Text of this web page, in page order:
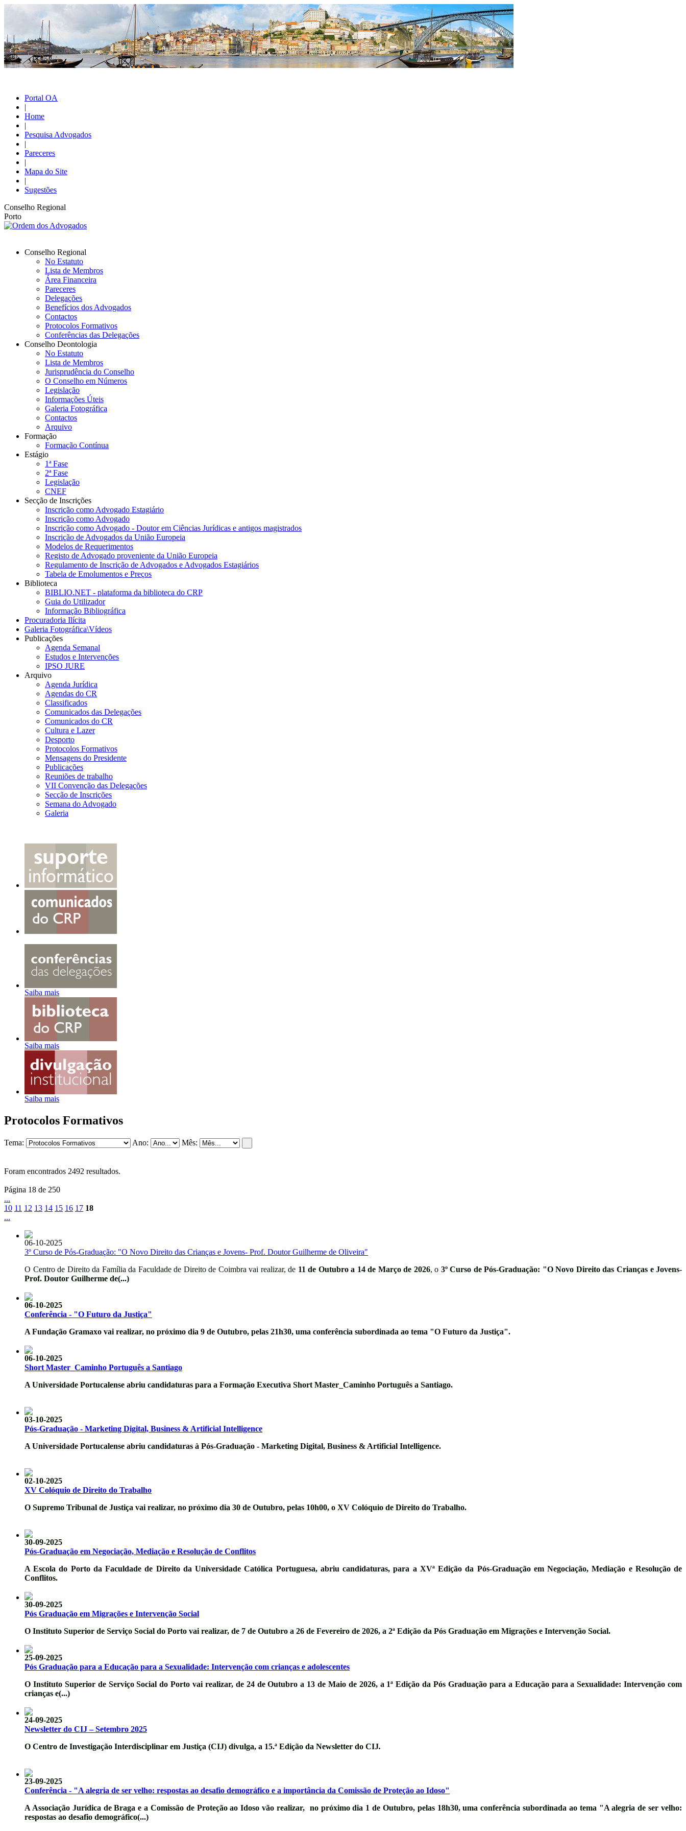
Portal OA
|
Home
|
Pesquisa Advogados
|
Pareceres
|
Mapa do Site
|
Sugestões
Conselho Regional
Porto
Conselho Regional
No Estatuto
Lista de Membros
Área Financeira
Pareceres
Delegações
Benefícios dos Advogados
Contactos
Protocolos Formativos
Conferências das Delegações
Conselho Deontologia
No Estatuto
Lista de Membros
Jurisprudência do Conselho
O Conselho em Números
Legislação
Informações Úteis
Galeria Fotográfica
Contactos
Arquivo
Formação
Formação Contínua
Estágio
1ª Fase
2ª Fase
Legislação
CNEF
Secção de Inscrições
Inscrição como Advogado Estagiário
Inscrição como Advogado
Inscrição como Advogado - Doutor em Ciências Jurídicas e antigos magistrados
Inscrição de Advogados da União Europeia
Modelos de Requerimentos
Registo de Advogado proveniente da União Europeia
Regulamento de Inscrição de Advogados e Advogados Estagiários
Tabela de Emolumentos e Preços
Biblioteca
BIBLIO.NET - plataforma da biblioteca do CRP
Guia do Utilizador
Informação Bibliográfica
Procuradoria Ilícita
Galeria Fotográfica\Vídeos
Publicações
Agenda Semanal
Estudos e Intervenções
IPSO JURE
Arquivo
Agenda Jurídica
Agendas do CR
Classificados
Comunicados das Delegações
Comunicados do CR
Cultura e Lazer
Desporto
Protocolos Formativos
Mensagens do Presidente
Publicações
Reuniões de trabalho
VII Convenção das Delegações
Secção de Inscrições
Semana do Advogado
Galeria
Saiba mais
Saiba mais
Saiba mais
Protocolos Formativos
Tema: Ano: Mês:
Foram encontrados 2492 resultados.
Página 18 de 250
...
10 11 12 13 14 15 16 17 18
...
06-10-2025
3º Curso de Pós-Graduação: "O Novo Direito das Crianças e Jovens- Prof. Doutor Guilherme de Oliveira"
O Centro de Direito da Família da Faculdade de Direito de Coimbra vai realizar, de 11 de Outubro a 14 de Março de 2026, o 3º Curso de Pós-Graduação: "O Novo Direito das Crianças e Jovens-
Prof. Doutor Guilherme de(...)
06-10-2025
Conferência - "O Futuro da Justiça"
A Fundação Gramaxo vai realizar, no próximo dia 9 de Outubro, pelas 21h30, uma conferência subordinada ao tema "O Futuro da Justiça".
06-10-2025
Short Master_Caminho Português a Santiago
A Universidade Portucalense abriu candidaturas para a Formação Executiva Short Master_Caminho Português a Santiago.
03-10-2025
Pós-Graduação - Marketing Digital, Business & Artificial Intelligence
A Universidade Portucalense abriu candidaturas à Pós-Graduação - Marketing Digital, Business & Artificial Intelligence.
02-10-2025
XV Colóquio de Direito do Trabalho
O Supremo Tribunal de Justiça vai realizar, no próximo dia 30 de Outubro, pelas 10h00, o XV Colóquio de Direito do Trabalho.
30-09-2025
Pós-Graduação em Negociação, Mediação e Resolução de Conflitos
A Escola do Porto da Faculdade de Direito da Universidade Católica Portuguesa, abriu candidaturas, para a XVª Edição da Pós-Graduação em Negociação, Mediação e Resolução de
Conflitos.
30-09-2025
Pós Graduação em Migrações e Intervenção Social
O Instituto Superior de Serviço Social do Porto vai realizar, de 7 de Outubro a 26 de Fevereiro de 2026, a 2ª Edição da Pós Graduação em Migrações e Intervenção Social.
25-09-2025
Pós Graduação para a Educação para a Sexualidade: Intervenção com crianças e adolescentes
O Instituto Superior de Serviço Social do Porto vai realizar, de 24 de Outubro a 13 de Maio de 2026, a 1ª Edição daPós Graduação para a Educação para a Sexualidade: Intervenção com
crianças e(...)
24-09-2025
Newsletter do CIJ – Setembro 2025
O Centro de Investigação Interdisciplinar em Justiça (CIJ) divulga, a 15.ª Edição da Newsletter do CIJ.
23-09-2025
Conferência - "A alegria de ser velho: respostas ao desafio demográfico e a importância da Comissão de Proteção ao Idoso"
A Associação Jurídica de Braga e a Comissão de Proteção ao Idoso vão realizar, no próximo dia 1 de Outubro, pelas 18h30, uma conferência subordinada ao tema "A alegria de ser velho:
respostas ao desafio demográfico(...)